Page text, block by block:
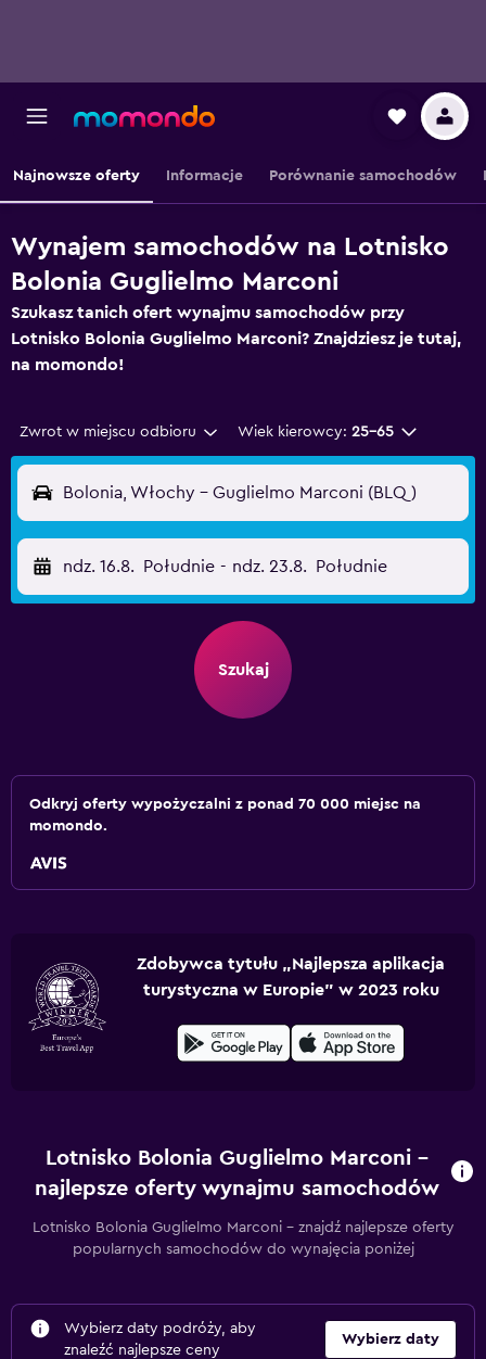
Najnowsze oferty Informacje Porównanie samochodów
Wynajem samochodów na Lotnisko
Bolonia Guglielmo Marconi
Szukasz tanich ofert wynajmu samochodów przy
Lotnisko Bolonia Guglielmo Marconi? Znajdziesz je tutaj,
na momondo!
Zwrot w miejscu odbioru Wiek kierowcy: 25-65
Bolonia, Włochy - Guglielmo Marconi (BLQ)
ndz. 16.8. Południe - ndz. 23.8. Południe
Szukaj
Odkryj oferty wypożyczalni z ponad 70 000 miejsc na
momondo.
Zdobywca tytułu „Najlepsza aplikacja
turystyczna w Europie” w 2023 roku
Lotnisko Bolonia Guglielmo Marconi –
najlepsze oferty wynajmu samochodów
Lotnisko Bolonia Guglielmo Marconi – znajdź najlepsze oferty
popularnych samochodów do wynajęcia poniżej
Wybierz daty podróży, aby
znaleźć najlepsze ceny
Wybierz daty